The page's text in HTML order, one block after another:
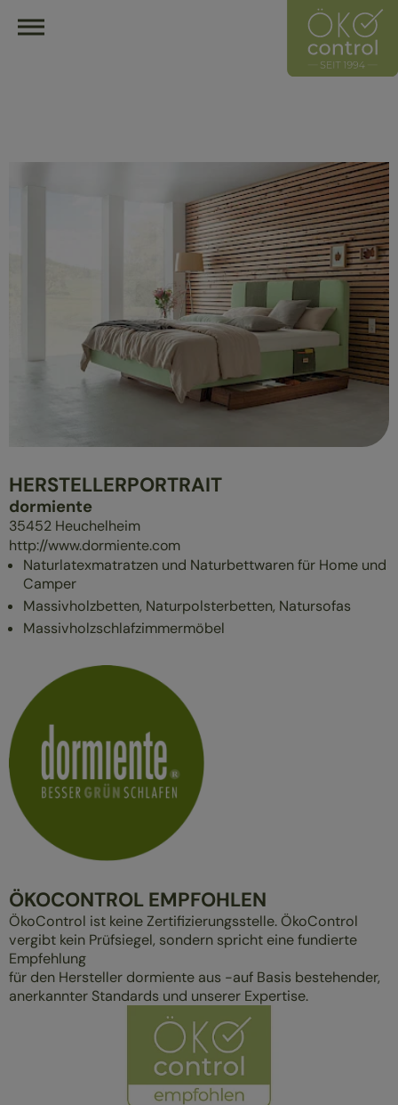
ÜBERBLICK
UNSER LEITZEICHEN
MITGLIED WERDEN
HÄNDLER FINDEN
ÖKOLOGISCH EINRICHTEN
MASSIVHOLZMÖBEL
GESUND SCHLAFEN
HERSTELLERPORTRAIT
dormiente
35452 Heuchelheim
http://www.dormiente.com
Naturlatexmatratzen und Naturbettwaren für Home und
Camper
Massivholzbetten, Naturpolsterbetten, Natursofas
Massivholz­­schlafzimmermöbel
ÖKOCONTROL EMPFOHLEN
ÖkoControl ist keine Zertifizierungsstelle. ÖkoControl
vergibt kein Prüfsiegel, sondern spricht eine fundierte
Empfehlung
für den Hersteller dormiente aus -auf Basis bestehender,
anerkannter Standards und unserer Expertise.